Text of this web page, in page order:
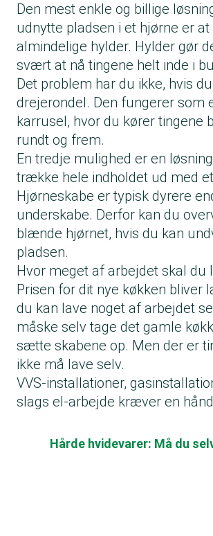
Den mest enkle og billige
udnytte pladsen i et hjørne er at
almindelige hylder. Hylder gør
svært at nå tingene helt inde i
Det problem har du ikke, hvis
drejerondel. Den fungerer som
karrusel, hvor du kører tingene
rundt og frem.
En tredje mulighed er en
trække hele indholdet ud med
Hjørneskabe er typisk dyrere
underskabe. Derfor kan du
blænde hjørnet, hvis du kan
pladsen.
Hvor meget af arbejdet skal du
Prisen for dit nye køkken bliver
du kan lave noget af arbejdet
måske selv tage det gamle
sætte skabene op. Men der er
ikke må lave selv.
VVS-installationer,
slags el-arbejde kræver en
Hårde hvidevarer: Må du